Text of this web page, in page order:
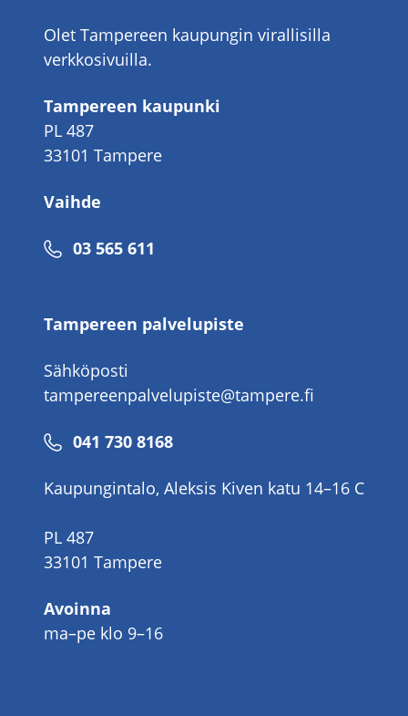
Olet Tampereen kaupungin virallisilla
verkkosivuilla.
Tampereen kaupunki
PL 487
33101 Tampere
Vaihde
Puhelinnumero
03 565 611
Tampereen palvelupiste
Sähköposti
tampereenpalvelupiste@tampere.fi
Puhelinnumero
041 730 8168
Kaupungintalo, Aleksis Kiven katu 14–16 C
PL 487
33101 Tampere
Avoinna
ma–pe klo 9–16